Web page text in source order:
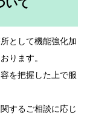
いて
として機能強化加
ります。
を把握した上で服
するご相談に応じ